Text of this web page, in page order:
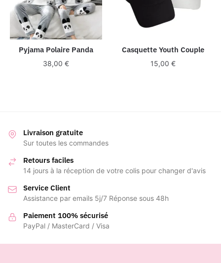
Pyjama Polaire Panda
38,00€
Casquette Youth Couple
15,00€
Livraison gratuite
Sur toutes les commandes
Retours faciles
14 jours à la réception de votre colis pour changer d'avis
Service Client
Assistance par emails 5j/7 Réponse sous 48h
Paiement 100% sécurisé
PayPal / MasterCard / Visa